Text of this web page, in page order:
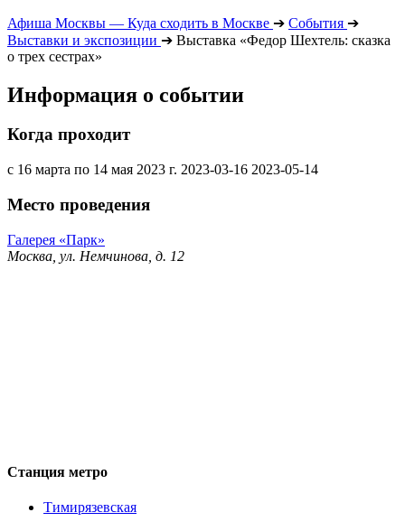
Афиша Москвы — Куда сходить в Москве ➔ События ➔
Выставки и экспозиции ➔ Выставка «Федор Шехтель: сказка
о трех сестрах»
Информация о событии
Когда проходит
с 16 марта по 14 мая 2023 г. 2023-03-16 2023-05-14
Место проведения
Галерея «Парк»
Москва, ул. Немчинова, д. 12
Станция метро
Тимирязевская